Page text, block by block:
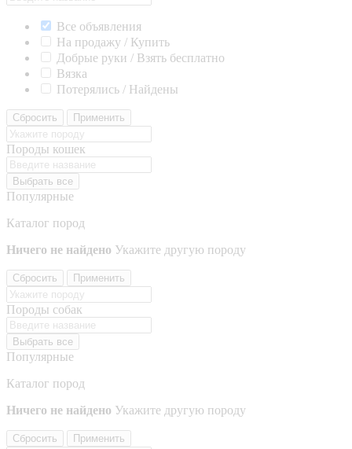
Все объявления
На продажу / Купить
Добрые руки / Взять бесплатно
Вязка
Потерялись / Найдены
Сбросить Применить
Породы кошек
Выбрать все
Популярные
Каталог пород
Ничего не найдено Укажите другую породу
Сбросить Применить
Породы собак
Выбрать все
Популярные
Каталог пород
Ничего не найдено Укажите другую породу
Сбросить Применить